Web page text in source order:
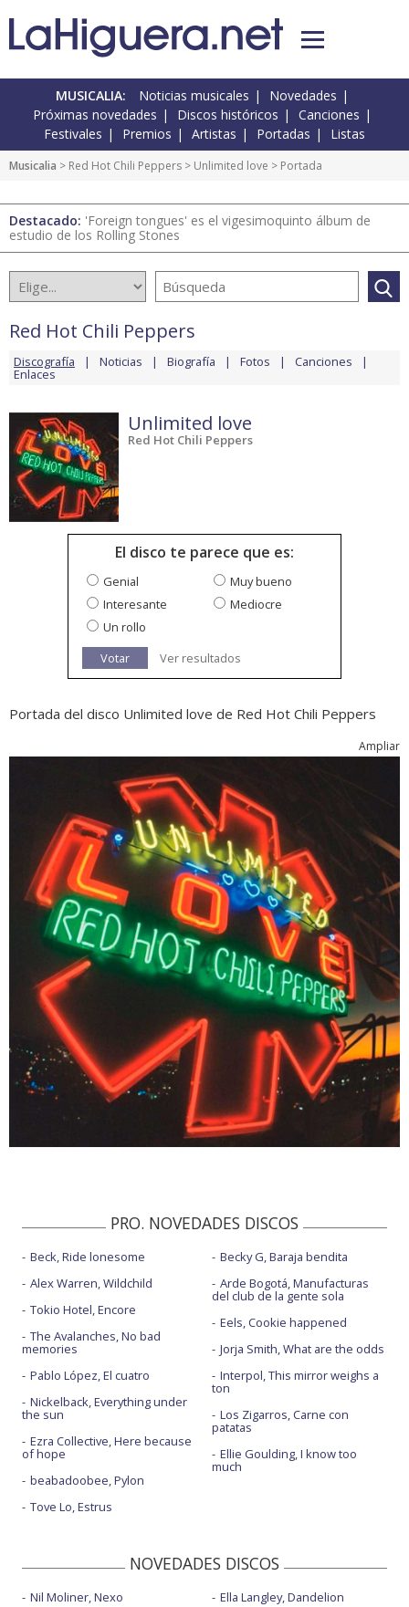
MUSICALIA: Noticias musicales
Novedades
Próximas novedades
Discos históricos
Canciones
Festivales
Premios Artistas Portadas Listas
Musicalia > Red Hot Chili Peppers > Unlimited love > Portada
Destacado: 'Foreign tongues' es el vigesimoquinto álbum de
estudio de los Rolling Stones
Red Hot Chili Peppers
Discografía Noticias Biografía Fotos Canciones
Enlaces
Unlimited love
Red Hot Chili Peppers
El disco te parece que es:
Genial
Muy bueno
Interesante
Mediocre
Un rollo
Votar
Ver resultados
Portada del disco Unlimited love de Red Hot Chili Peppers
Ampliar
PRO. NOVEDADES DISCOS
Beck, Ride lonesome
Alex Warren, Wildchild
Tokio Hotel, Encore
The Avalanches, No bad
memories
Pablo López, El cuatro
Nickelback, Everything under
the sun
Ezra Collective, Here because
of hope
beabadoobee, Pylon
Tove Lo, Estrus
Becky G, Baraja bendita
Arde Bogotá, Manufacturas
del club de la gente sola
Eels, Cookie happened
Jorja Smith, What are the odds
Interpol, This mirror weighs a
ton
Los Zigarros, Carne con
patatas
Ellie Goulding, I know too
much
NOVEDADES DISCOS
Nil Moliner, Nexo
Ella Langley, Dandelion